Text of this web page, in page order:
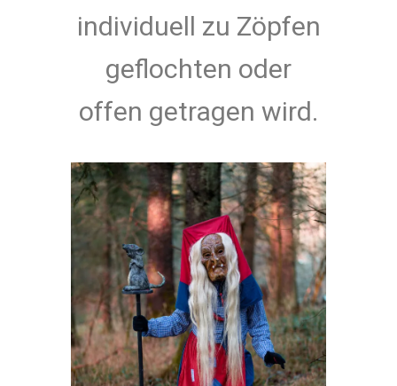
individuell zu Zöpfen
geflochten oder
offen getragen wird.